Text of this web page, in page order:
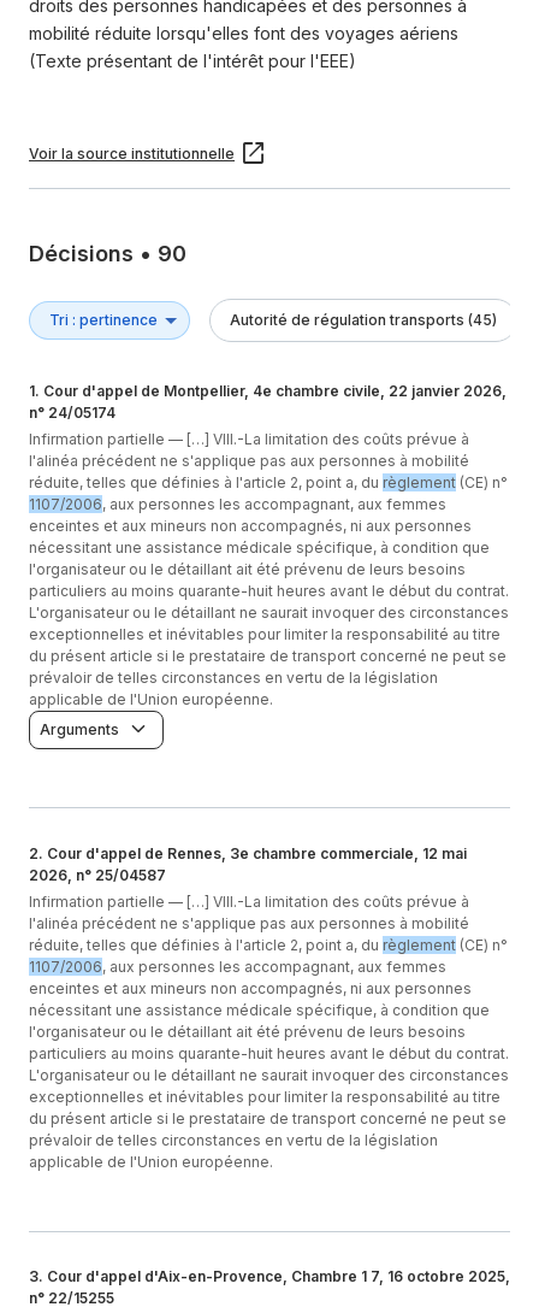
droits des personnes handicapées et des personnes à
mobilité réduite lorsqu'elles font des voyages aériens
(Texte présentant de l'intérêt pour l'EEE)
Voir la source institutionnelle
Décisions • 90
Autorité de régulation transports (45)
1. Cour d'appel de Montpellier, 4e chambre civile, 22 janvier 2026,
n° 24/05174
Infirmation partielle — […] VIII.-La limitation des coûts prévue à
l'alinéa précédent ne s'applique pas aux personnes à mobilité
réduite, telles que définies à l'article 2, point a, du règlement (CE) n°
1107/2006, aux personnes les accompagnant, aux femmes
enceintes et aux mineurs non accompagnés, ni aux personnes
nécessitant une assistance médicale spécifique, à condition que
l'organisateur ou le détaillant ait été prévenu de leurs besoins
particuliers au moins quarante-huit heures avant le début du contrat.
L'organisateur ou le détaillant ne saurait invoquer des circonstances
exceptionnelles et inévitables pour limiter la responsabilité au titre
du présent article si le prestataire de transport concerné ne peut se
prévaloir de telles circonstances en vertu de la législation
applicable de l'Union européenne.
Arguments
2. Cour d'appel de Rennes, 3e chambre commerciale, 12 mai
2026, n° 25/04587
Infirmation partielle — […] VIII.-La limitation des coûts prévue à
l'alinéa précédent ne s'applique pas aux personnes à mobilité
réduite, telles que définies à l'article 2, point a, du règlement (CE) n°
1107/2006, aux personnes les accompagnant, aux femmes
enceintes et aux mineurs non accompagnés, ni aux personnes
nécessitant une assistance médicale spécifique, à condition que
l'organisateur ou le détaillant ait été prévenu de leurs besoins
particuliers au moins quarante-huit heures avant le début du contrat.
L'organisateur ou le détaillant ne saurait invoquer des circonstances
exceptionnelles et inévitables pour limiter la responsabilité au titre
du présent article si le prestataire de transport concerné ne peut se
prévaloir de telles circonstances en vertu de la législation
applicable de l'Union européenne.
3. Cour d'appel d'Aix-en-Provence, Chambre 1 7, 16 octobre 2025,
n° 22/15255